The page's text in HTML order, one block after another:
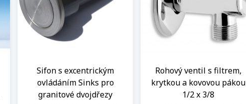
Sifon s excentrickým
ovládáním Sinks pro
granitové dvojdřezy
Rohový ventil s filtrem,
krytkou a kovovou pákou
1/2 x 3/8